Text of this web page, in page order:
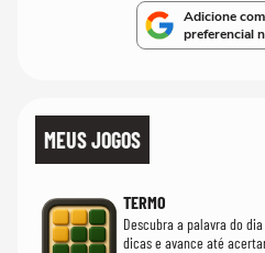
Adicione
preferencial
MEUS JOGOS
TERMO
Descubra a palavra do
dicas e avance até